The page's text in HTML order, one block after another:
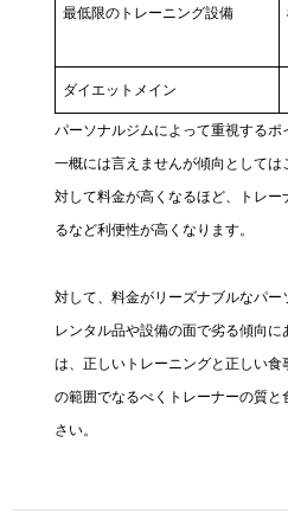
最低限のトレーニング設備
ダイエットメイン
パーソナルジムによって重視するポ
一概には言えませんが傾向として
対して料金が高くなるほど、トレー
るなど利便性が高くなります。
対して、料金がリーズナブルなパ
レンタル品や設備の面で劣る傾向
は、正しいトレーニングと正しい
の範囲でなるべくトレーナーの質
さい。